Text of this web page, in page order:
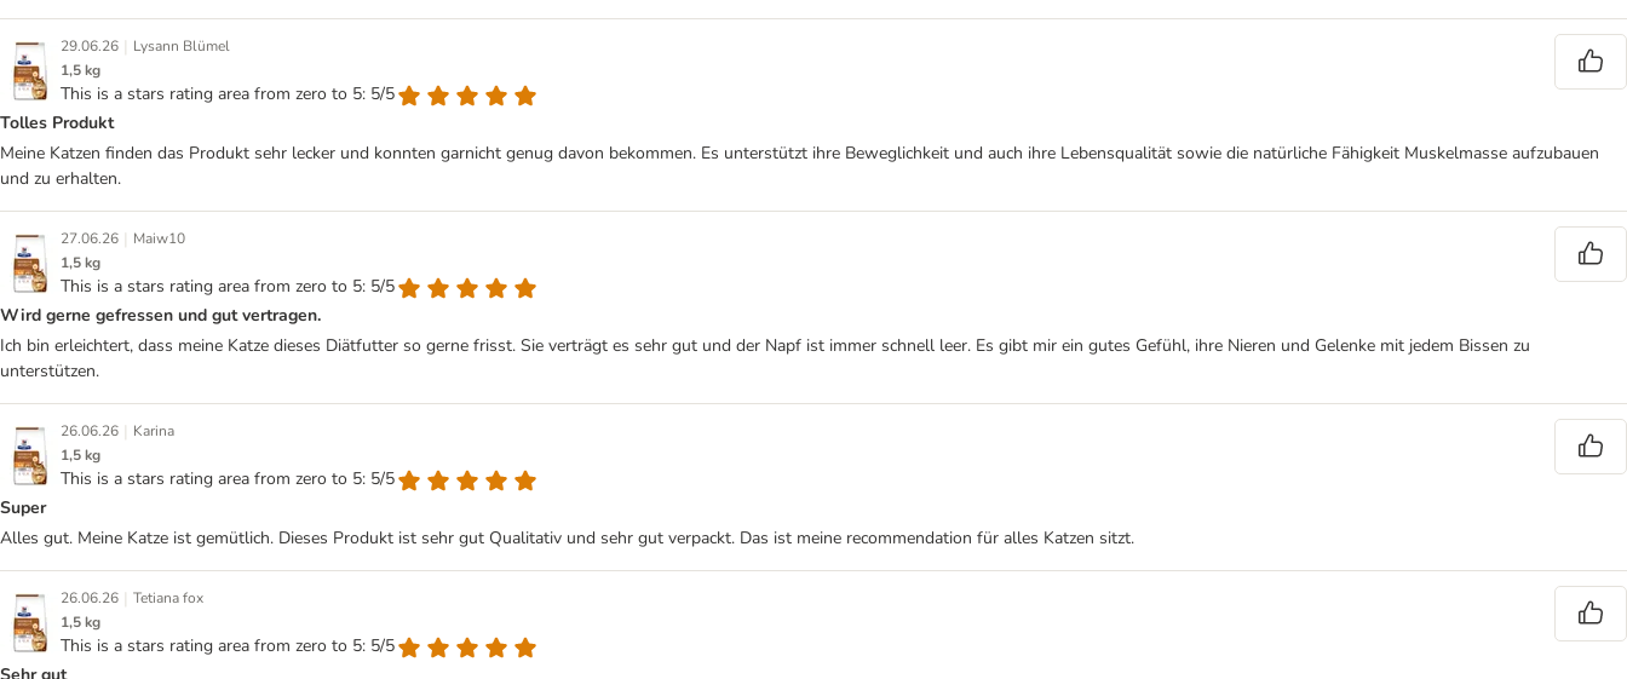
29.06.26 | Lysann Blümel
1,5 kg
This is a stars rating area from zero to 5: 5/5
Tolles Produkt
Meine Katzen finden das Produkt sehr lecker und konnten garnicht genug davon bekommen. Es unterstützt ihre Beweglichkeit und auch ihre Lebensqualität sowie die natürliche Fähigkeit Muskelmasse aufzubauen
und zu erhalten.
27.06.26 | Maiw10
1,5 kg
This is a stars rating area from zero to 5: 5/5
Wird gerne gefressen und gut vertragen.
Ich bin erleichtert, dass meine Katze dieses Diätfutter so gerne frisst. Sie verträgt es sehr gut und der Napf ist immer schnell leer. Es gibt mir ein gutes Gefühl, ihre Nieren und Gelenke mit jedem Bissen zu
unterstützen.
26.06.26 | Karina
1,5 kg
This is a stars rating area from zero to 5: 5/5
Super
Alles gut. Meine Katze ist gemütlich. Dieses Produkt ist sehr gut Qualitativ und sehr gut verpackt. Das ist meine recommendation für alles Katzen sitzt.
26.06.26 | Tetiana fox
1,5 kg
This is a stars rating area from zero to 5: 5/5